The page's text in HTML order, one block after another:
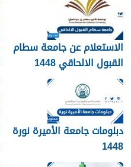
الاستعلام عن جامعة سطام
القبول الالحاقي 1448
دبلومات جامعة الأميرة نورة
1448